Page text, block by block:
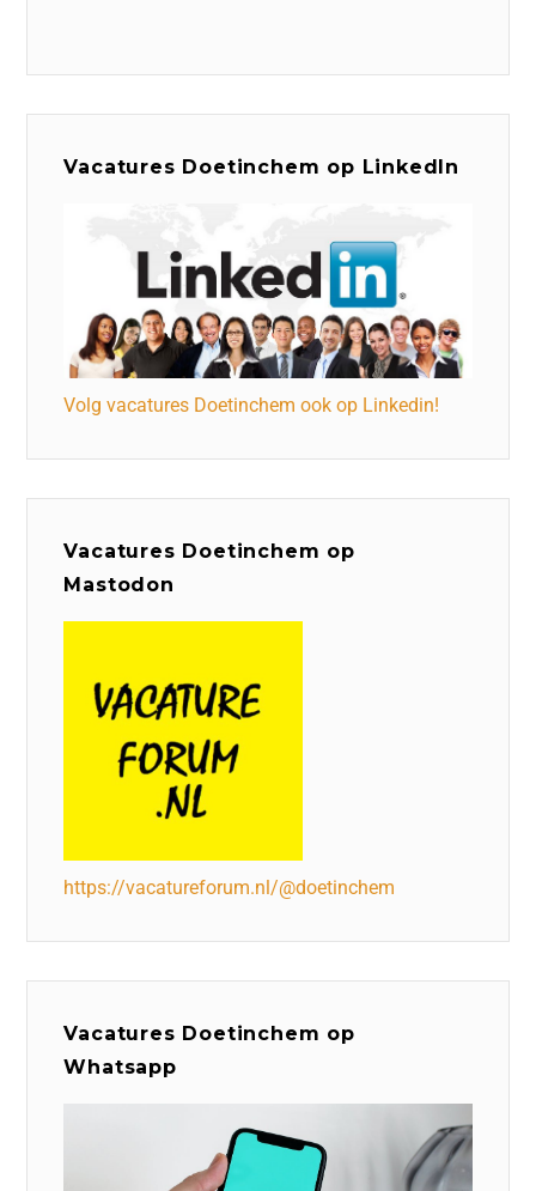
Vacatures Doetinchem op LinkedIn
Volg vacatures Doetinchem ook op Linkedin!
Vacatures Doetinchem op
Mastodon
https://vacatureforum.nl/@doetinchem
Vacatures Doetinchem op
Whatsapp